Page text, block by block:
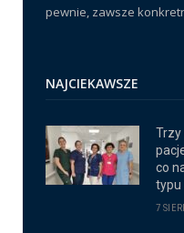
pewnie, zawsze
NAJCIEKAWSZE
Trzy
co
typu
7